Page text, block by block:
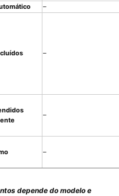
–
–
–
–
depende do modelo e